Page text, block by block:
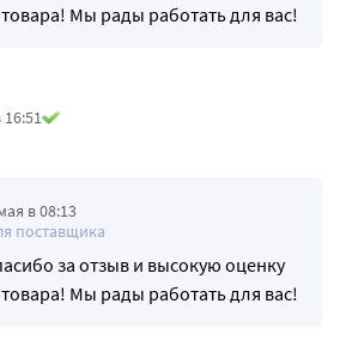
Мы рады работать для вас!
в 08:13
поставщика
за отзыв и высокую оценку
Мы рады работать для вас!